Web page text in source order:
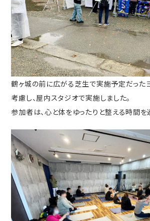
鶴ヶ城の前に広がる芝生で実施予定だった
考慮し、屋内スタジオで実施しました。
参加者は、心と体をゆったりと整える時間を